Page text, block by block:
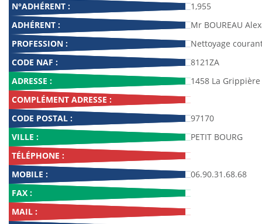
N°ADHÉRENT :
1,955
ADHÉRENT :
Mr BOUREAU
PROFESSION :
Nettoyage
CODE NAF :
8121ZA
ADRESSE :
1458 La Grippière
COMPLÉMENT ADRESSE :
CODE POSTAL :
97170
VILLE :
PETIT BOURG
TÉLÉPHONE :
MOBILE :
06.90.31.68.68
FAX :
MAIL :